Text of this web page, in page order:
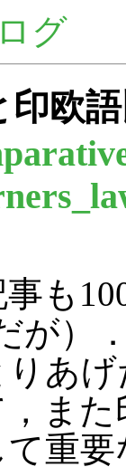
グ
欧
も
が）
あ
ま
重